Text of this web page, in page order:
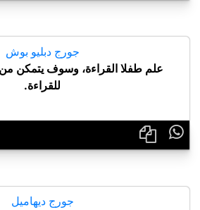
جورج دبليو بوش
علم طفلا القراءة، وسوف يتمكن من
للقراءة.

جورج ديهاميل